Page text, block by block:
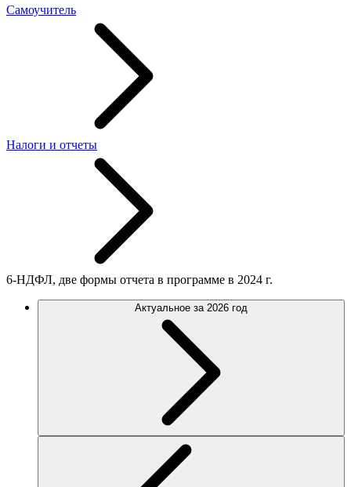
Самоучитель
Налоги и отчеты
6-НДФЛ, две формы отчета в программе в 2024 г.
Актуальное за 2026 год